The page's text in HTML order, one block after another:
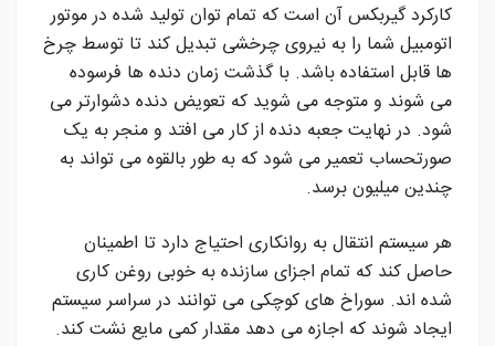
کارکرد گیربکس آن است که تمام توان تولید شده در موتور
اتومبیل شما را به نیروی چرخشی تبدیل کند تا توسط چرخ
ها قابل استفاده باشد. با گذشت زمان دنده ها فرسوده
می شوند و متوجه می شوید که تعویض دنده دشوارتر می
شود. در نهایت جعبه دنده از کار می افتد و منجر به یک
صورتحساب تعمیر می شود که به طور بالقوه می تواند به
چندین میلیون برسد.
هر سیستم انتقال به روانکاری احتیاج دارد تا اطمینان
حاصل کند که تمام اجزای سازنده به خوبی روغن کاری
شده اند. سوراخ های کوچکی می توانند در سراسر سیستم
ایجاد شوند که اجازه می دهد مقدار کمی مایع نشت کند.